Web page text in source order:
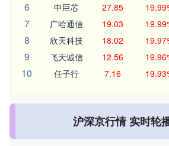
6 中巨芯 27.85
7 广哈通信 19.03
8 欣天科技 18.02
9 飞天诚信 12.56
10 任子行 7.16
沪深京行情 实时轮